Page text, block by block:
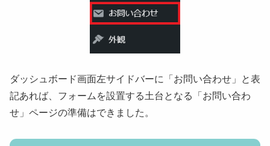
ダッシュボード画面左サイドバーに「お問い合わせ」と表
記あれば、フォームを設置する土台となる「お問い合わ
せ」ページの準備はできました。